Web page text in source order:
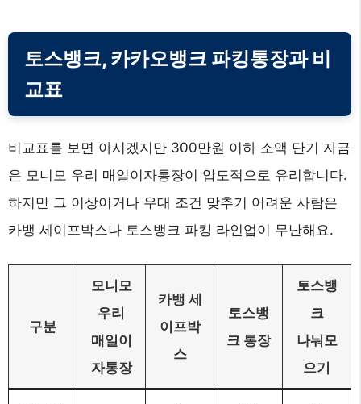
토스뱅크, 카카오뱅크 파킹통장과 비
교표
비교표를 보면 아시겠지만 300만원 이하 소액 단기 자금
은 모니모 우리 매일이자통장이 압도적으로 유리합니다.
하지만 그 이상이거나 우대 조건 맞추기 어려운 사람은
카뱅 세이프박스나 토스뱅크 파킹 라인업이 무난해요.
구분
모니모
우리
매일이
자통장
카뱅 세
이프박
스
토스뱅
크 통장
토스뱅
크
나눠모
으기